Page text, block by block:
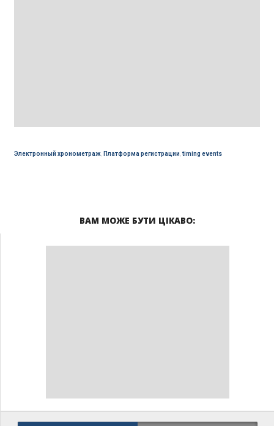
Электронный хронометраж, Платформа регистрации,timing events
ВАМ МОЖЕ БУТИ ЦІКАВО: